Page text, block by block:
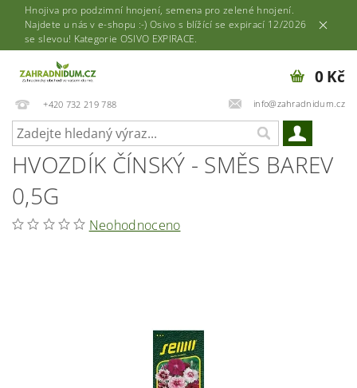
Hnojiva pro podzimní hnojení, semena pro zelené hnojení.
Najdete u nás v e-shopu :-) Osivo s blížící se expirací 12/2026
se slevou! Kategorie OSIVO EXPIRACE.
+420 732 219 788 info@zahradnidum.cz
0 Kč
HVOZDÍK ČÍNSKÝ - SMĚS BAREV
0,5G
Neohodnoceno